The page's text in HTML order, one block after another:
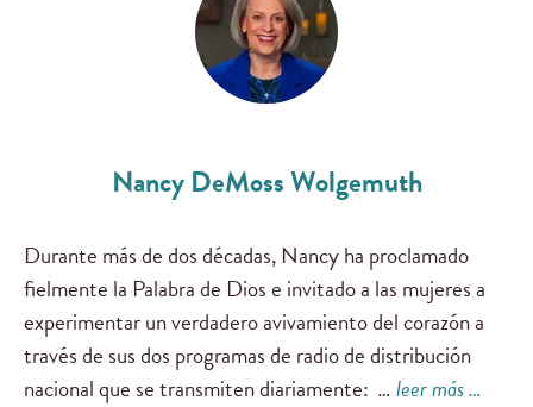
Nancy DeMoss Wolgemuth
Durante más de dos décadas, Nancy ha proclamado
fielmente la Palabra de Dios e invitado a las mujeres a
experimentar un verdadero avivamiento del corazón a
través de sus dos programas de radio de distribución
nacional que se transmiten diariamente: …leer más …